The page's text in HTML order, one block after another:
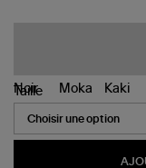
Taille